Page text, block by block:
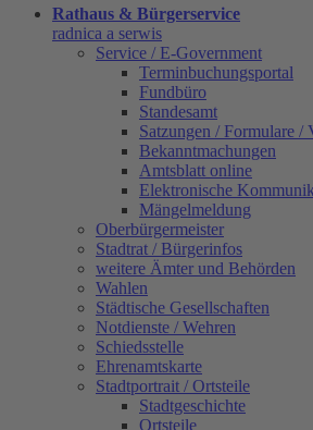
Rathaus & Bürgerservice
radnica a serwis
Service / E-Government
Terminbuchungsportal
Fundbüro
Standesamt
Satzungen / Formulare /
Bekanntmachungen
Amtsblatt online
Elektronische
Mängelmeldung
Oberbürgermeister
Stadtrat / Bürgerinfos
weitere Ämter und Behörden
Wahlen
Städtische Gesellschaften
Notdienste / Wehren
Schiedsstelle
Ehrenamtskarte
Stadtportrait / Ortsteile
Stadtgeschichte
Ortsteile